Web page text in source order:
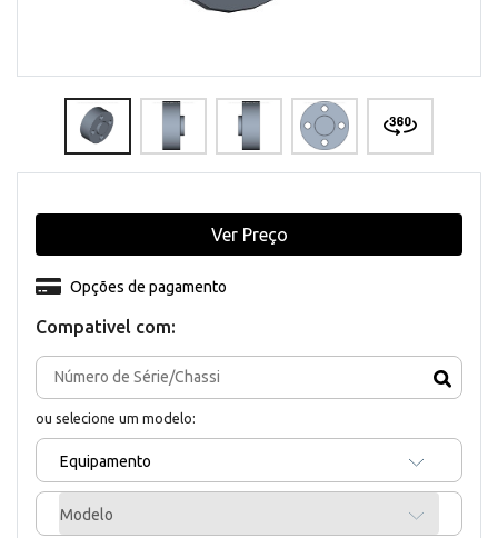
Compativel com:
ou selecione um modelo:
Equipamento
Modelo
Opções de pagamento
Ver Preço